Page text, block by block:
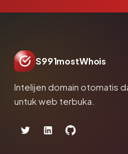
S991mostWhois
Intelijen domain otomatis
untuk web terbuka.